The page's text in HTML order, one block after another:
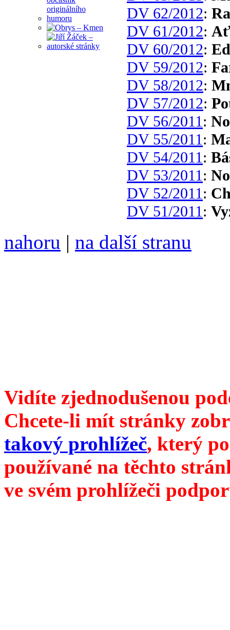
DV 62/2012:
DV 61/2012:
DV 60/2012:
DV 59/2012:
DV 58/2012:
DV 57/2012:
DV 56/2011:
DV 55/2011:
DV 54/2011:
DV 53/2011:
DV 52/2011:
DV 51/2011:
nahoru | na další stranu
Vidíte zjednodušenou
Chcete-li mít stránky
takový prohlížeč, který
používané na těchto
ve svém prohlížeči